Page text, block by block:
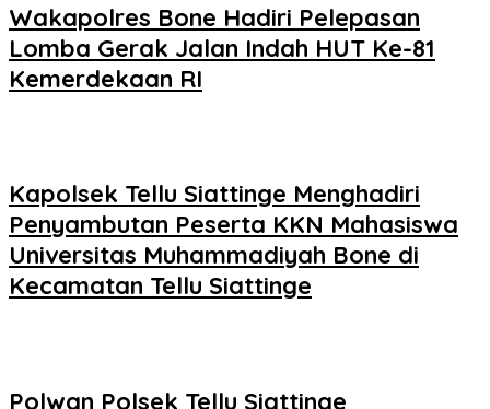
Wakapolres Bone Hadiri Pelepasan
Lomba Gerak Jalan Indah HUT Ke-81
Kemerdekaan RI
Kapolsek Tellu Siattinge Menghadiri
Penyambutan Peserta KKN Mahasiswa
Universitas Muhammadiyah Bone di
Kecamatan Tellu Siattinge
Polwan Polsek Tellu Siattinge